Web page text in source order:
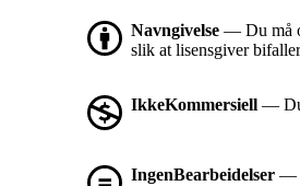
Navngivelse — Du må
slik at lisensgiver
IkkeKommersiell — Du
IngenBearbeidelser —